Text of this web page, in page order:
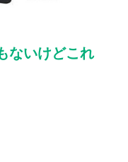
ないけどこれ